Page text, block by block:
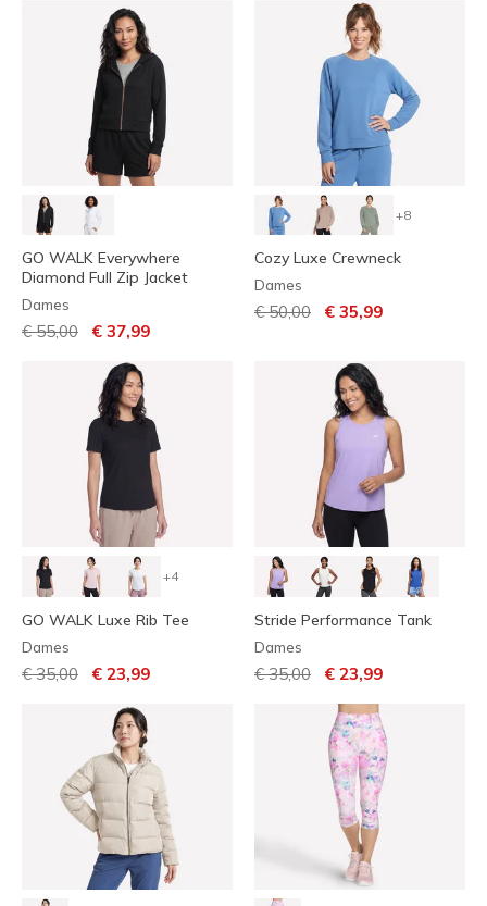
GO WALK Everywhere
Diamond Full Zip Jacket
Dames
Prijs verlaagd van
€ 55,00 naar
€ 37,99
+8
Cozy Luxe Crewneck
Dames
Prijs verlaagd van
€ 50,00 naar
€ 35,99
+4
GO WALK Luxe Rib Tee
Dames
Prijs verlaagd van
€ 35,00 naar
€ 23,99
Stride Performance Tank
Dames
Prijs verlaagd van
€ 35,00 naar
€ 23,99